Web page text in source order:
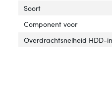
Soort
Component voor
Overdrachtsnelheid HDD-